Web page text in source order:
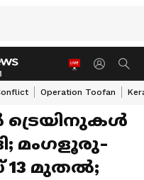
Operation Toofan
മം​ഗളൂരു-
13 മുതൽ;